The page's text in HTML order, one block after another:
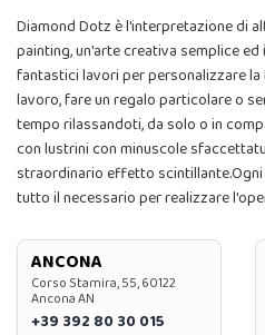
Diamond Dotz è l'interpretazione di
painting, un'arte creativa semplice
fantastici lavori per personalizzare la
lavoro, fare un regalo particolare o
tempo rilassandoti, da solo o in
con lustrini con minuscole
straordinario effetto
tutto il necessario per realizzare
ANCONA
Corso Stamira, 55, 60122
Ancona AN
+39 392 80 30 015